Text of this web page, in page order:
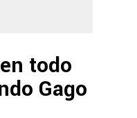
todo
Gago